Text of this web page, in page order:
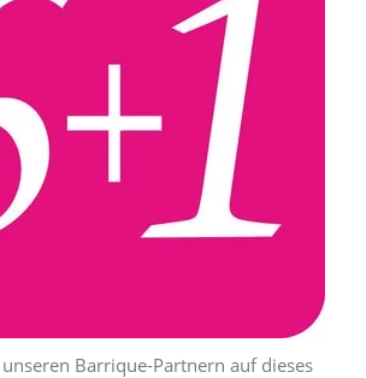
Barrique-Partnern auf dieses